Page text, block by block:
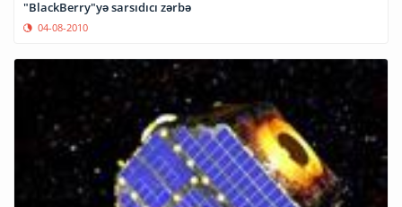
"BlackBerry"yə sarsıdıcı zərbə
04-08-2010